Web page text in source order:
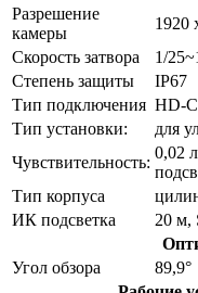
Разрешение
камеры
1920
Скорость затвора
1/
Степень защиты
IP67
Тип подключения HD-
Тип установки:
для
Чувствительность:
0,02
Тип корпуса
ИК подсветка
20 м,
Угол обзора
89,9°